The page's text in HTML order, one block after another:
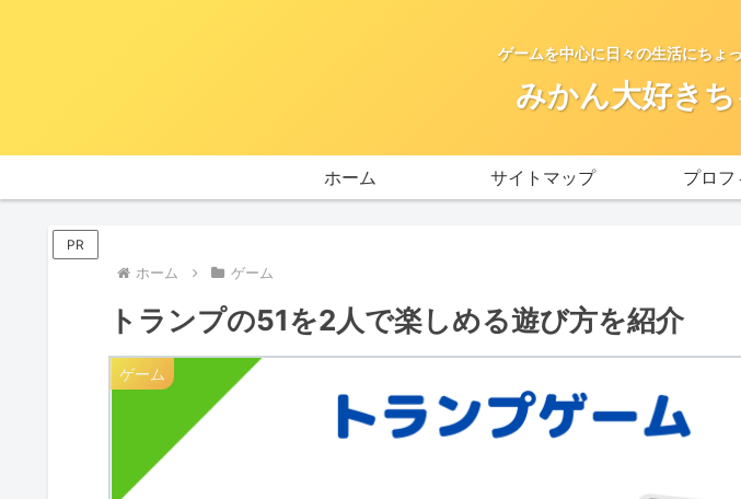
ゲームを中心に日々の生活にちょ
みかん大好き
ホーム サイトマップ プロフ
PR
ホーム ゲーム
トランプの51を2人で楽しめる遊び方を紹介
ゲーム